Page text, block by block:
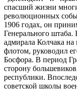
спасший жизни
революционных
1906 годах, он
Генерального
адмирала Колчака
флотом, руководил
Босфора. В период
сторону
республики.
советской школы